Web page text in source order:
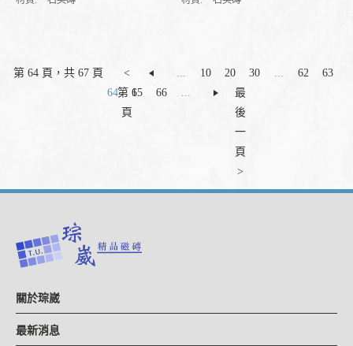
第 64 頁，共 67 頁
<
第 1
頁
... 10 20 30 ... 62
63
64
65 66 ...
最
後
一
頁
>
關於琮崴
最新消息